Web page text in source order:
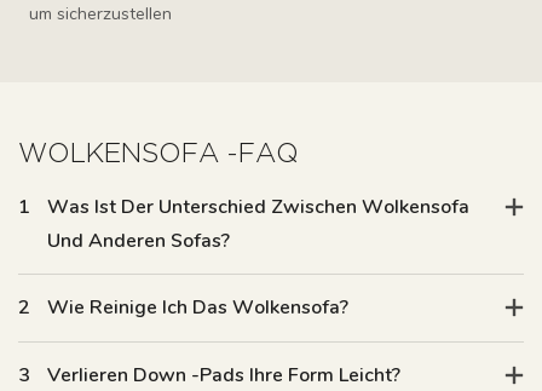
um sicherzustellen
WOLKENSOFA -FAQ
1
Was Ist Der Unterschied Zwischen Wolkensofa
Und Anderen Sofas?
2 Wie Reinige Ich Das Wolkensofa?
3 Verlieren Down -Pads Ihre Form Leicht?